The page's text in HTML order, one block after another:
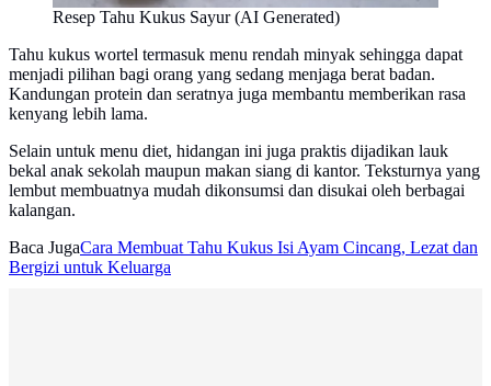
Resep Tahu Kukus Sayur (AI Generated)
Tahu kukus wortel termasuk menu rendah minyak sehingga dapat
menjadi pilihan bagi orang yang sedang menjaga berat badan.
Kandungan protein dan seratnya juga membantu memberikan rasa
kenyang lebih lama.
Selain untuk menu diet, hidangan ini juga praktis dijadikan lauk
bekal anak sekolah maupun makan siang di kantor. Teksturnya yang
lembut membuatnya mudah dikonsumsi dan disukai oleh berbagai
kalangan.
Baca JugaCara Membuat Tahu Kukus Isi Ayam Cincang, Lezat dan
Bergizi untuk Keluarga